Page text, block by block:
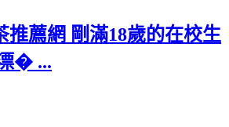
推薦網 剛滿18歲的在校生
� ...